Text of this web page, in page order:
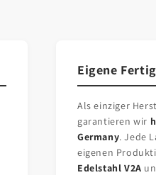
Eigene
Als einziger
garantieren wir
Germany. Jede
eigenen
Edelstahl V2A